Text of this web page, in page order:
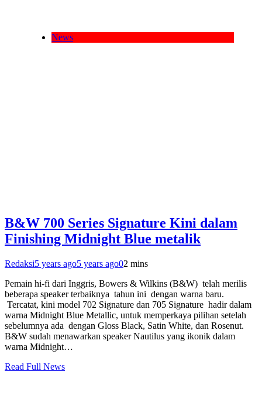
News
B&W 700 Series Signature Kini dalam
Finishing Midnight Blue metalik
Redaksi5 years ago5 years ago02 mins
Pemain hi-fi dari Inggris, Bowers & Wilkins (B&W) telah merilis
beberapa speaker terbaiknya tahun ini dengan warna baru.
Tercatat, kini model 702 Signature dan 705 Signature hadir dalam
warna Midnight Blue Metallic, untuk memperkaya pilihan setelah
sebelumnya ada dengan Gloss Black, Satin White, dan Rosenut.
B&W sudah menawarkan speaker Nautilus yang ikonik dalam
warna Midnight…
Read Full News